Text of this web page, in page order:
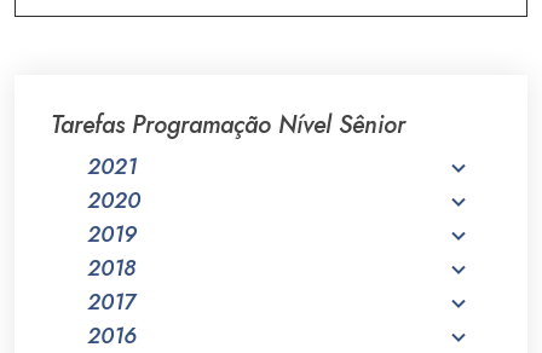
Tarefas Programação Nível Sênior
2021
2020
2019
2018
2017
2016